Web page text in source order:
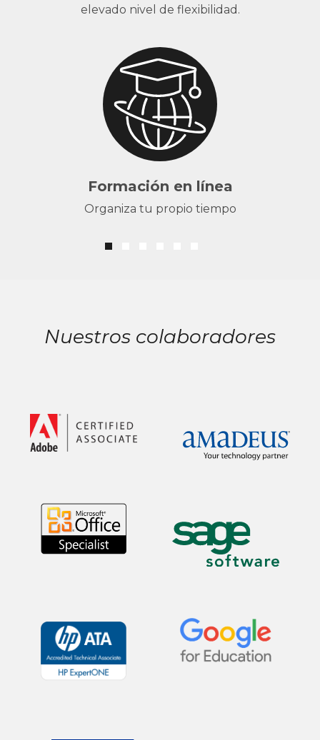
elevado nivel de flexibilidad.
Formación en línea
Organiza tu propio tiempo
Nuestros colaboradores